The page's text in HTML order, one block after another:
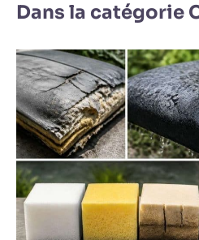
Dans la catégorie